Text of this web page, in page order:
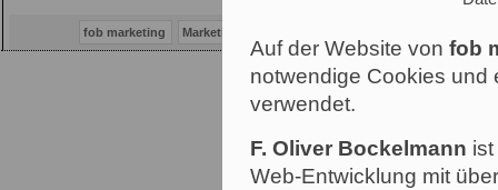
fob marketing Marketing Consulting Hamburg
Auf der Website von fob
notwendige Cookies und
verwendet.
F. Oliver Bockelmann
Web-Entwicklung mit